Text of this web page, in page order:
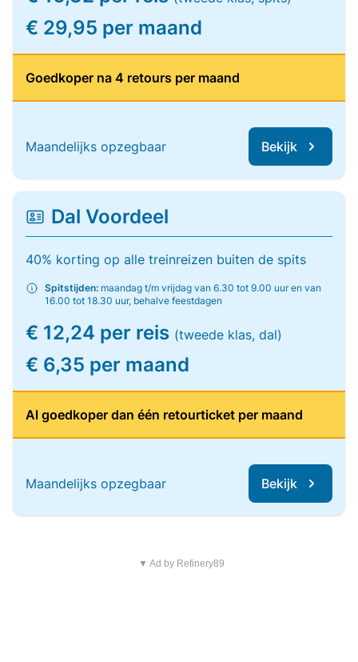
€ 29,95 per maand
Goedkoper na 4 retours per maand
Maandelijks opzegbaar Bekijk
Dal Voordeel
40% korting op alle treinreizen buiten de spits
Spitstijden: maandag t/m vrijdag van 6.30 tot 9.00 uur en van
16.00 tot 18.30 uur, behalve feestdagen
€ 12,24 per reis (tweede klas, dal)
€ 6,35 per maand
Al goedkoper dan één retourticket per maand
Maandelijks opzegbaar Bekijk
▼ Ad by Refinery89